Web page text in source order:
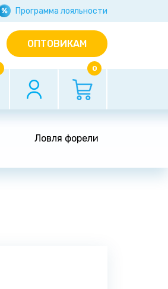
Программа лояльности
ОПТОВИКАМ
0
Ловля форели